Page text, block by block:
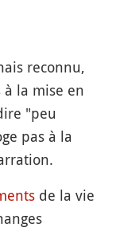
reconnu,
la mise en
"peu
pas à la
de la vie